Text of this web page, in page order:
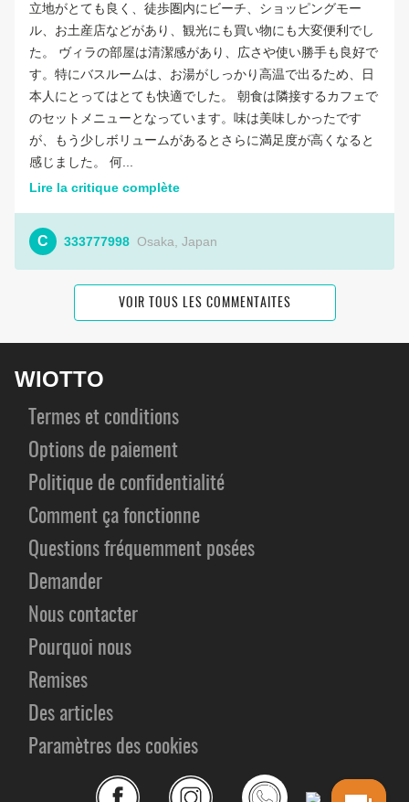
立地がとても良く、徒歩圏内にビーチ、ショッピングモー
ル、お土産店などがあり、観光にも買い物にも大変便利でし
た。 ヴィラの部屋は清潔感があり、広さや使い勝手も良好で
す。特にバスルームは、お湯がしっかり高温で出るため、日
本人にとってはとても快適でした。 朝食は隣接するカフェで
のセットメニューとなっています。味は美味しかったです
が、もう少しボリュームがあるとさらに満足度が高くなると
感じました。 何...
Lire la critique complète
C 333777998 Osaka, Japan
VOIR TOUS LES COMMENTAITES
WIOTTO
Termes et conditions
Options de paiement
Politique de confidentialité
Comment ça fonctionne
Questions fréquemment posées
Demander
Nous contacter
Pourquoi nous
Remises
Des articles
Paramètres des cookies